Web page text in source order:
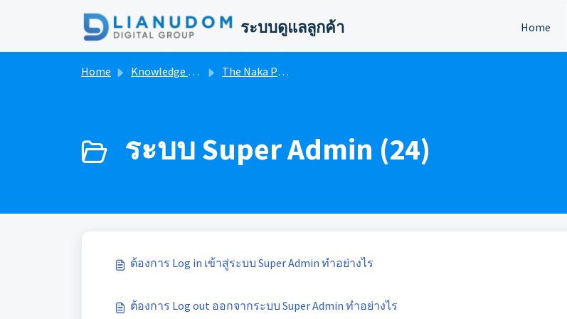
ระบบดูแลลูกค้า Home
Home Knowledge base The Naka Phuket FB System User Manual
ระบบ Super Admin (24)
ต้องการ Log in เข้าสู่ระบบ Super Admin ทำอย่างไร
ต้องการ Log out ออกจากระบบ Super Admin ทำอย่างไร